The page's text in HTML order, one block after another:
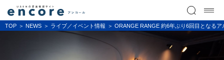
TOP NEWS ライブ／イベント情報 ORANGE RANGE 約6年ぶり6回目となる